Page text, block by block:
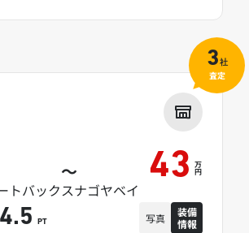
～ 43 万
円
トバックスナゴヤベイ
4.5 PT 写真
装備
情報
3社
査定